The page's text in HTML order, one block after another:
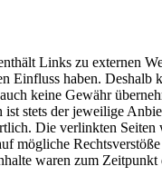
Links zu externen
Einfluss haben. Deshalb
keine Gewähr
ist stets der jeweilige
Die verlinkten
mögliche
waren zum